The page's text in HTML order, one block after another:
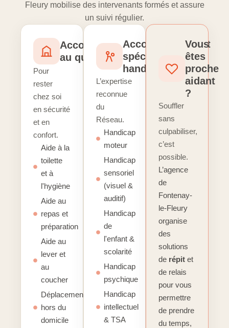
Fleury mobilise des intervenants formés et assure
un suivi régulier.
Accompagnement
au quotidien
Pour
rester
chez soi
en sécurité
et en
confort.
Aide à la
toilette
et à
l'hygiène
Aide au
repas et
préparation
Aide au
lever et
au
coucher
Déplacements
hors du
domicile
Accompagnement
spécialisé
handicap
L’expertise
reconnue
du
Réseau.
Handicap
moteur
Handicap
sensoriel
(visuel &
auditif)
Handicap
de
l'enfant &
scolarité
Handicap
psychique
Handicap
intellectuel
& TSA
Vous
êtes
proche
aidant
?
Souffler
sans
culpabiliser,
c’est
possible.
L’agence
de
Fontenay-
le-Fleury
organise
des
solutions
de répit et
de relais
pour vous
permettre
de prendre
du temps,